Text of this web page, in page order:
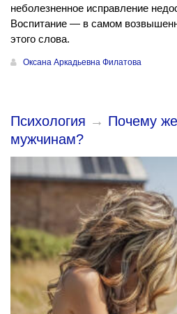
неболезненное исправление
Воспитание — в самом
этого слова.
Оксана Аркадьевна Филатова
Психология → Почему
мужчинам?